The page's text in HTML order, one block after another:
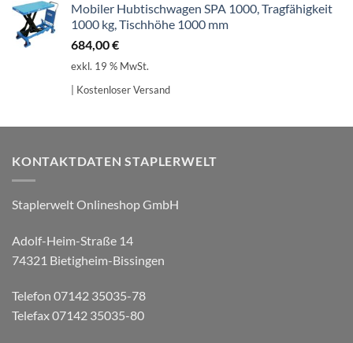
Mobiler Hubtischwagen SPA 1000, Tragfähigkeit
1000 kg, Tischhöhe 1000 mm
684,00€
exkl. 19 % MwSt.
| Kostenloser Versand
KONTAKTDATEN STAPLERWELT
Staplerwelt Onlineshop GmbH
Adolf-Heim-Straße 14
74321 Bietigheim-Bissingen
Telefon 07142 35035-78
Telefax 07142 35035-80